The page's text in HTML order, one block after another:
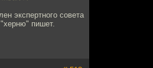
экспертного совета
пишет.